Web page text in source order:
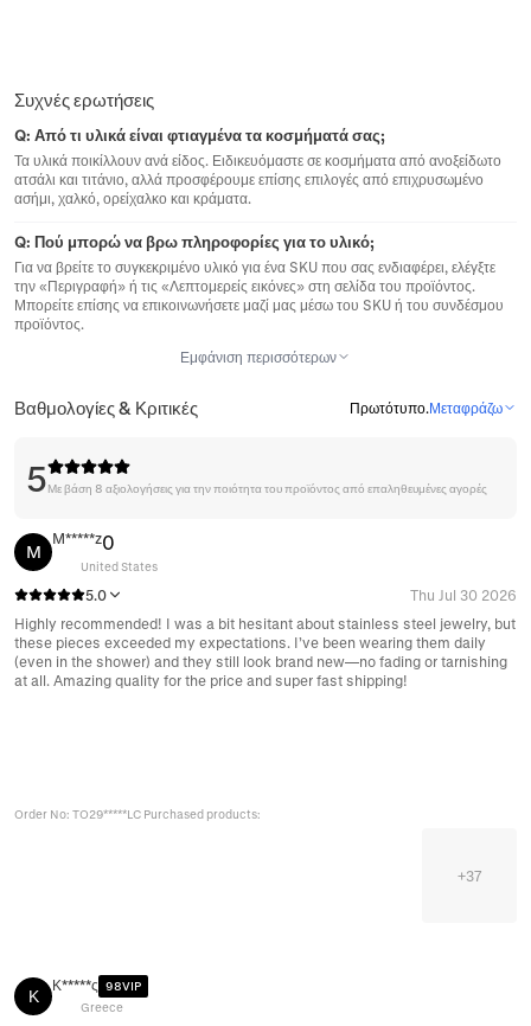
Συχνές ερωτήσεις
Q: Από τι υλικά είναι φτιαγμένα τα κοσμήματά σας;
Τα υλικά ποικίλλουν ανά είδος. Ειδικευόμαστε σε κοσμήματα από ανοξείδωτο
ατσάλι και τιτάνιο, αλλά προσφέρουμε επίσης επιλογές από επιχρυσωμένο
ασήμι, χαλκό, ορείχαλκο και κράματα.
Q: Πού μπορώ να βρω πληροφορίες για το υλικό;
Για να βρείτε το συγκεκριμένο υλικό για ένα SKU που σας ενδιαφέρει, ελέγξτε
την «Περιγραφή» ή τις «Λεπτομερείς εικόνες» στη σελίδα του προϊόντος.
Μπορείτε επίσης να επικοινωνήσετε μαζί μας μέσω του SKU ή του συνδέσμου
προϊόντος.
Εμφάνιση περισσότερων
Βαθμολογίες & Κριτικές Πρωτότυπο.Μεταφράζω
5Με βάση 8 αξιολογήσεις για την ποιότητα του προϊόντος από επαληθευμένες αγορές
M
M*****z0
United States
5.0
Thu Jul 30 2026
Highly recommended! I was a bit hesitant about stainless steel jewelry, but
these pieces exceeded my expectations. I’ve been wearing them daily
(even in the shower) and they still look brand new—no fading or tarnishing
at all. Amazing quality for the price and super fast shipping!
Order No: TO29*****LC Purchased products:
+37
Κ
Κ*****ς 98VIP
Greece